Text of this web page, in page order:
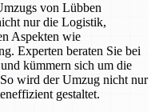
von Lübben
nur die Logistik,
Aspekten wie
Experten beraten Sie bei
kümmern sich um die
wird der Umzug nicht nur
gestaltet.